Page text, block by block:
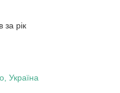
за рік
Україна